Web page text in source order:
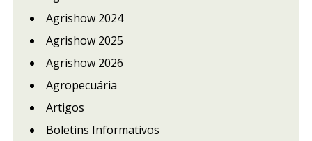
Agrishow 2024
Agrishow 2025
Agrishow 2026
Agropecuária
Artigos
Boletins Informativos